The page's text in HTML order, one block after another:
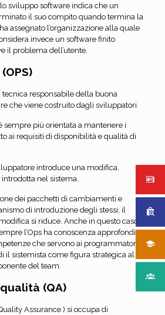
sviluppo software indica che un
il suo compito quando termina la
assegnato l’organizzazione alla quale
invece un software finito
il problema dell’utente.
tecnica responsabile della buona
che viene costruito dagli sviluppatori.
sempre più orientata a mantenere i
ai requisiti di disponibilità e qualità di
introduce una modifica,
nel sistema.
dei pacchetti di cambiamenti e
di introduzione degli stessi, il
si riduce. Anche in questo caso,
l’Ops ha conoscenza approfondita
che servono ai programmatori.
il sistemista come figura strategica al
del team.
(QA)
Assurance ) si occupa di